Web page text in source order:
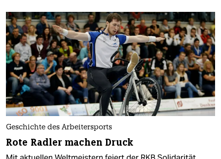
Geschichte des Arbeitersports
Rote Radler machen Druck